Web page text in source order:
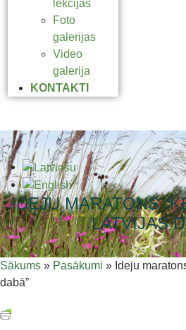
lekcijas
Foto
galerijas
Video
galerija
KONTAKTI
IDEJU MARATONS
LATVIJAS
Sākums » Pasākumi » Ideju
dabā”